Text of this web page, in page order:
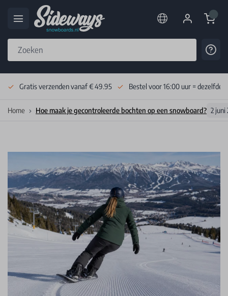
Cart
Gratis verzenden vanaf € 49.95 Bestel voor 16:00 uur = dezelfde
Home Hoe maak je gecontroleerde bochten op een snowboard? 2 juni